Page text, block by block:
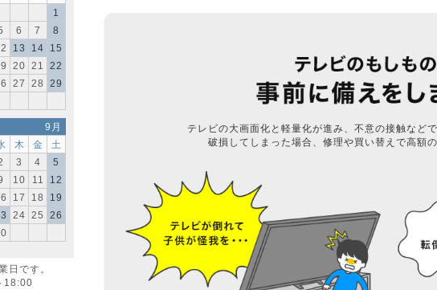
1
6 7
8
13 14
15
20 21
22
27 28
29
9月
木 金
土
3 4
5
10 11
12
17 18
19
24 25
26
日です。
18:00
テレビの大画面化と軽量化が進み、不意の接触など
破損してしまった場合、修理や買い替えで高額